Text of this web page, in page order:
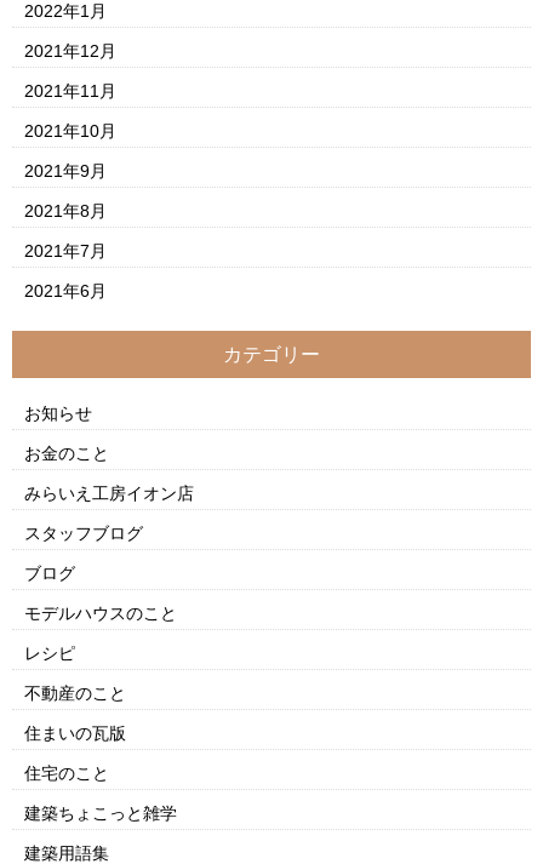
2022年1月
2021年12月
2021年11月
2021年10月
2021年9月
2021年8月
2021年7月
2021年6月
カテゴリー
お知らせ
お金のこと
みらいえ工房イオン店
スタッフブログ
ブログ
モデルハウスのこと
レシピ
不動産のこと
住まいの瓦版
住宅のこと
建築ちょこっと雑学
建築用語集